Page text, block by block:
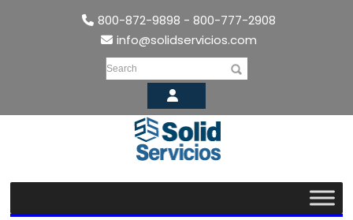
800-872-9898 - 800-777-2908
info@solidservicios.com
Search